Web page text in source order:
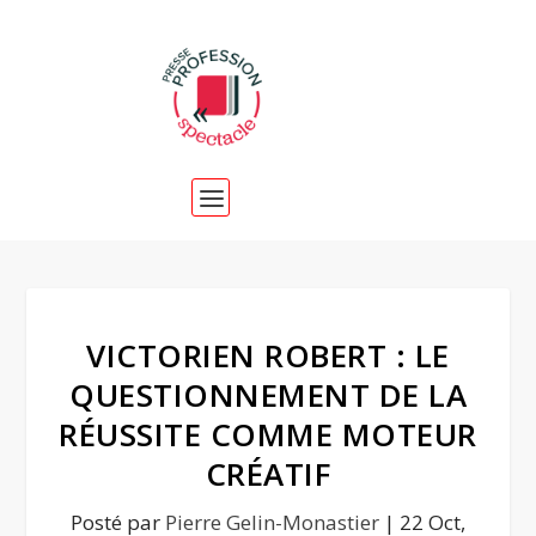
VICTORIEN ROBERT : LE
QUESTIONNEMENT DE LA
RÉUSSITE COMME MOTEUR
CRÉATIF
Posté par Pierre Gelin-Monastier | 22 Oct,